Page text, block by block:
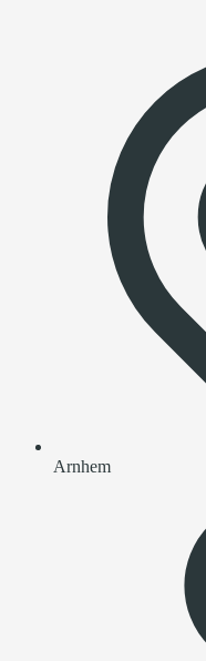
Arnhem